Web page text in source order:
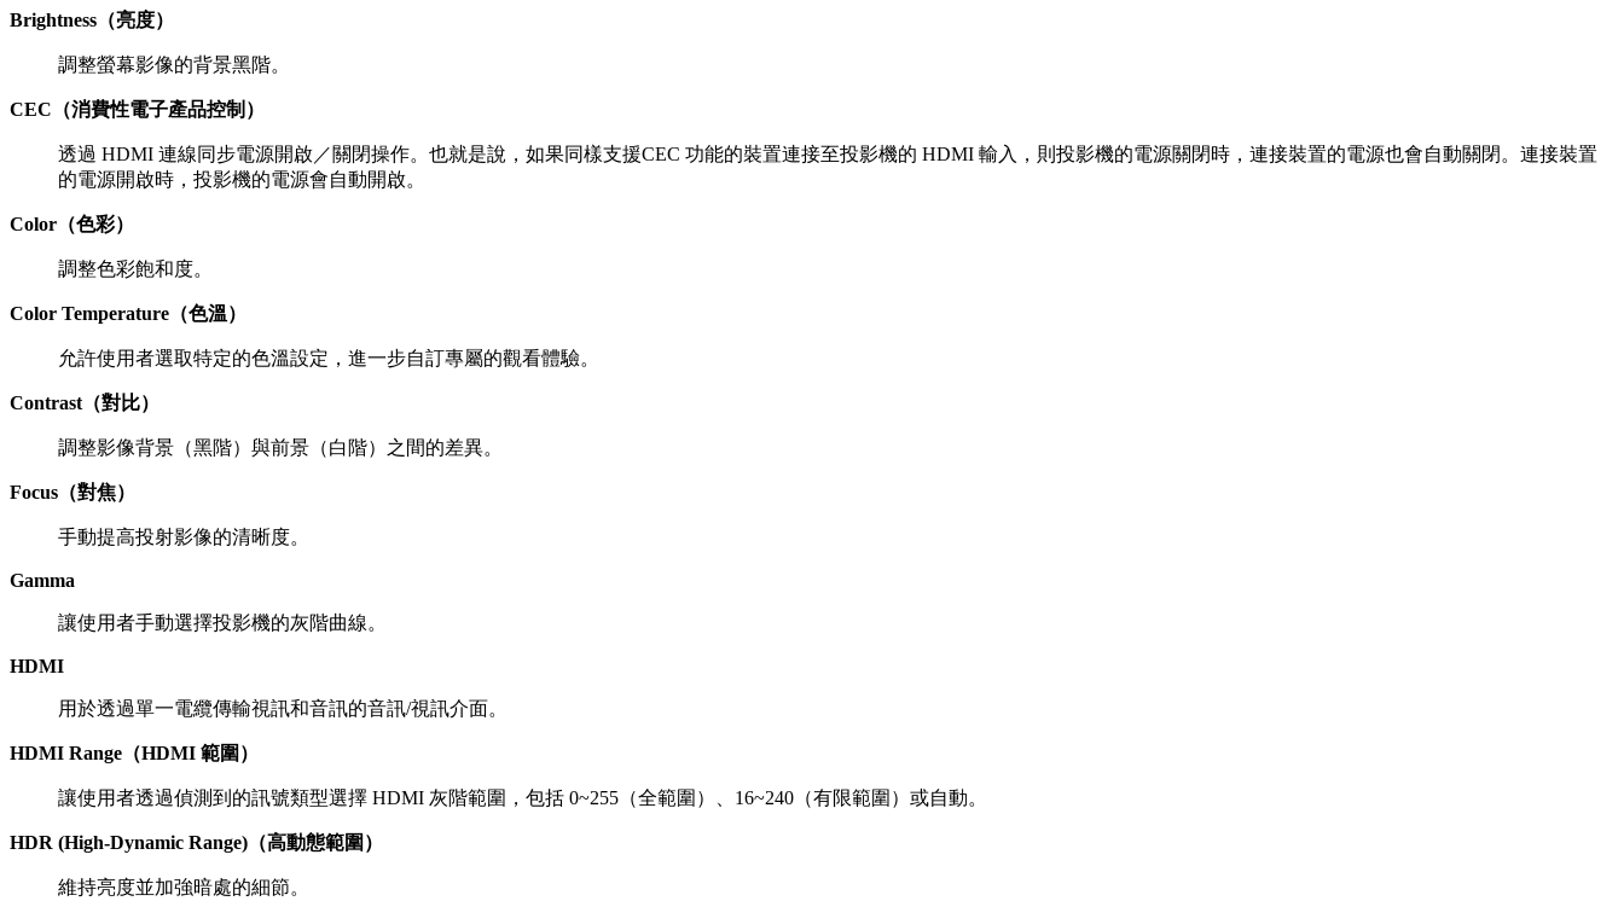
Brightness（亮度）
調整螢幕影像的背景黑階。
CEC（消費性電子產品控制）
透過 HDMI 連線同步電源開啟／關閉操作。也就是說，如果同樣支援CEC 功能的裝置連接至投影機的 HDMI 輸入，則投影機的電源關閉時，連接裝置的電源也會自動關閉。連接裝置
的電源開啟時，投影機的電源會自動開啟。
Color（色彩）
調整色彩飽和度。
Color Temperature（色溫）
允許使用者選取特定的色溫設定，進一步自訂專屬的觀看體驗。
Contrast（對比）
調整影像背景（黑階）與前景（白階）之間的差異。
Focus（對焦）
手動提高投射影像的清晰度。
Gamma
讓使用者手動選擇投影機的灰階曲線。
HDMI
用於透過單一電纜傳輸視訊和音訊的音訊/視訊介面。
HDMI Range（HDMI 範圍）
讓使用者透過偵測到的訊號類型選擇 HDMI 灰階範圍，包括 0~255（全範圍）、16~240（有限範圍）或自動。
HDR (High-Dynamic Range)（高動態範圍）
維持亮度並加強暗處的細節。